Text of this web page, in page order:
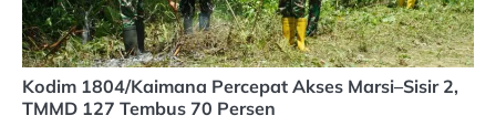
Kodim 1804/Kaimana Percepat Akses Marsi–Sisir 2,
TMMD 127 Tembus 70 Persen